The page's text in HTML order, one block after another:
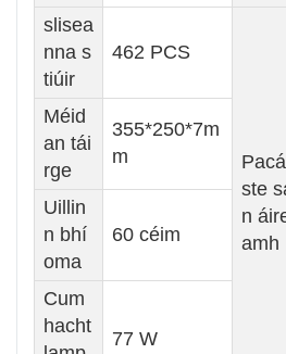
slisea
nna s
tiúir
462 PCS
ste
n
amh
Méid
an tái
rge
355*250*7m
m
Uillin
n bhí
oma
60 céim
Cum
hacht
77 W